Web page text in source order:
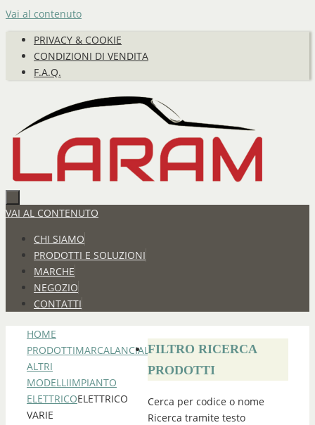
Vai al contenuto
PRIVACY & COOKIE
CONDIZIONI DI VENDITA
F.A.Q.
VAI AL CONTENUTO
CHI SIAMO
PRODOTTI E SOLUZIONI
MARCHE
NEGOZIO
CONTATTI
HOME
PRODOTTIMARCALANCIALANCIA
ALTRI
MODELLIIMPIANTO
ELETTRICOELETTRICO
VARIE
FILTRO RICERCA
PRODOTTI
Cerca per codice o nome
Ricerca tramite testo